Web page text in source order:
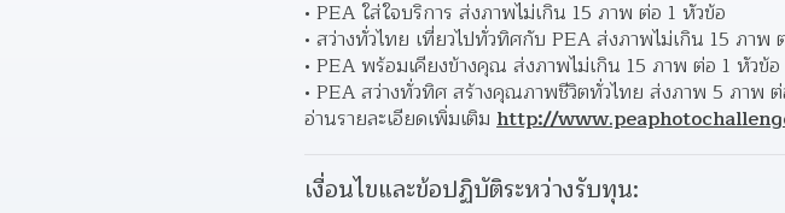
PEA ใส่ใจบริการ ส่งภาพไม่เกิน 15 ภาพ ต่อ 1 หัวข้อ
สว่างทั่วไทย เที่ยวไปทั่วทิศกับ PEA ส่งภาพไม่เกิน 15 ภาพ
PEA พร้อมเคียงข้างคุณ ส่งภาพไม่เกิน 15 ภาพ ต่อ 1 หัวข้อ
PEA สว่างทั่วทิศ สร้างคุณภาพชีวิตทั่วไทย ส่งภาพ 5 ภาพ
อ่านรายละเอียดเพิ่มเติม http://
เงื่อนไขและข้อปฏิบัติระหว่างรับทุน: